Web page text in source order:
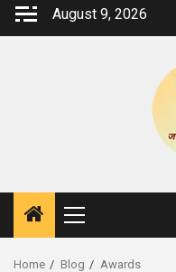
Skip
August 9, 2026
Primary
Menu
Home Blog Awards